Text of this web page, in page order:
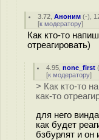
3.72 ,Аноним (-),
[к модератору]
Как кто-то
отреагировать)
4.95 ,none_first
[к модератору]
> Как кто-то
как-то
для него
как будет
бзбурлят и он